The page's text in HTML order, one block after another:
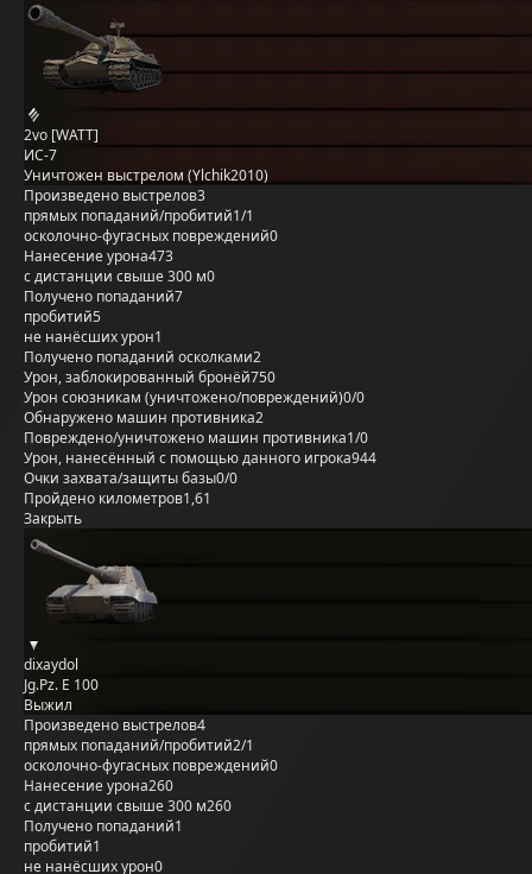
2vo [WATT]
ИС-7
Уничтожен выстрелом (Ylchik2010)
Произведено выстрелов3
прямых попаданий/пробитий1/1
осколочно-фугасных повреждений0
Нанесение урона473
с дистанции свыше 300 м0
Получено попаданий7
пробитий5
не нанёсших урон1
Получено попаданий осколками2
Урон, заблокированный бронёй750
Урон союзникам (уничтожено/повреждений)0/0
Обнаружено машин противника2
Повреждено/уничтожено машин противника1/0
Урон, нанесённый с помощью данного игрока944
Очки захвата/защиты базы0/0
Пройдено километров1,61
Закрыть
dixaydol
Jg.Pz. E 100
Выжил
Произведено выстрелов4
прямых попаданий/пробитий2/1
осколочно-фугасных повреждений0
Нанесение урона260
с дистанции свыше 300 м260
Получено попаданий1
пробитий1
не нанёсших урон0